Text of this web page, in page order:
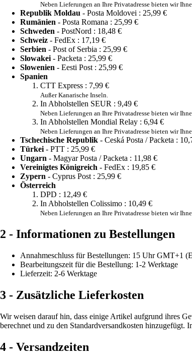
Neben Lieferungen an Ihre Privatadresse bieten wir
Republik Moldau - Posta Moldovei : 25,99 €
Rumänien - Posta Romana : 25,99 €
Schweden - PostNord : 18,48 €
Schweiz - FedEx : 17,19 €
Serbien - Post of Serbia : 25,99 €
Slowakei - Packeta : 25,99 €
Slowenien - Eesti Post : 25,99 €
Spanien
CTT Express : 7,99 €
Außer Kanarische Inseln.
In Abholstellen SEUR : 9,49 €
Neben Lieferungen an Ihre Privatadresse bieten wir
In Abholstellen Mondial Relay : 6,94 €
Neben Lieferungen an Ihre Privatadresse bieten wir
Tschechische Republik - Ceská Posta / Packeta :
Türkei - PTT : 25,99 €
Ungarn - Magyar Posta / Packeta : 11,98 €
Vereinigtes Königreich - FedEx : 19,85 €
Zypern - Cyprus Post : 25,99 €
Österreich
DPD : 12,49 €
In Abholstellen Colissimo : 10,49 €
Neben Lieferungen an Ihre Privatadresse bieten wir
2 - Informationen zu Bestellungen
Annahmeschluss für Bestellungen: 15 Uhr GMT+1
Bearbeitungszeit für die Bestellung: 1-2 Werktage
Lieferzeit: 2-6 Werktage
3 - Zusätzliche Lieferkosten
Wir weisen darauf hin, dass einige Artikel aufgrund ihres
berechnet und zu den Standardversandkosten
4 - Versandzeiten